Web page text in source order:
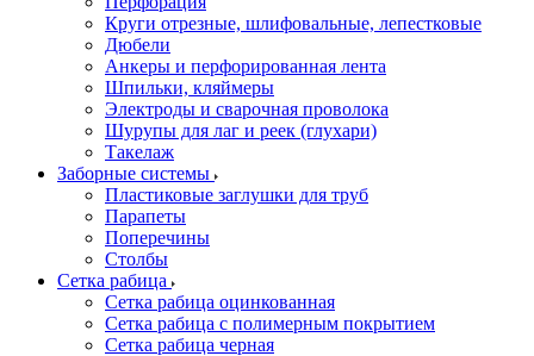
Круги отрезные, шлифовальные, лепестковые
Дюбели
Анкеры и перфорированная лента
Шпильки, кляймеры
Электроды и сварочная проволока
Шурупы для лаг и реек (глухари)
Такелаж
Заборные системы
Пластиковые заглушки для труб
Парапеты
Поперечины
Столбы
Сетка рабица
Сетка рабица оцинкованная
Сетка рабица с полимерным покрытием
Сетка рабица черная